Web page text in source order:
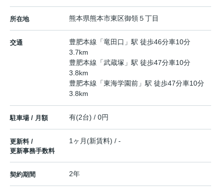
所在地 熊本県熊本市東区御領５丁目
交通 豊肥本線 「竜田口 」駅 徒歩46分車10分
3.7km
豊肥本線 「武蔵塚 」駅 徒歩47分車10分
3.8km
豊肥本線 「東海学園前 」駅 徒歩47分車10分
3.8km
駐車場 / 月額 有(2台) / 0円
更新料 /
更新事務手数料
1ヶ月(新賃料) / -
契約期間 2年